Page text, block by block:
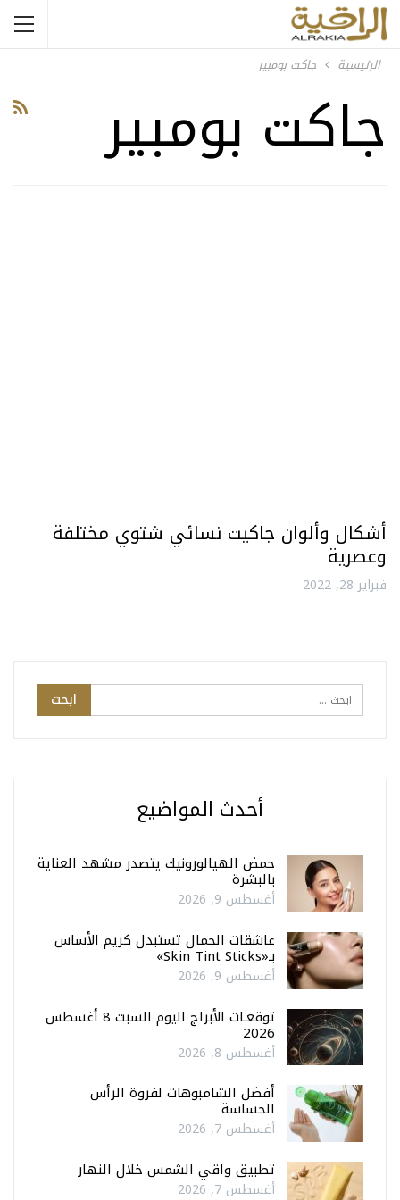
الرئيسية جاكت بومبير
جاكت بومبير
أشكال وألوان جاكيت نسائي شتوي مختلفة
وعصرية
فبراير 28, 2022
أحدث المواضيع
حمض الهيالورونيك يتصدر مشهد العناية
بالبشرة
أغسطس 9, 2026
عاشقات الجمال تستبدل كريم الأساس
بـ«Skin Tint Sticks»
أغسطس 9, 2026
توقعـات الأبراج اليوم السبت 8 أغسطس
2026
أغسطس 8, 2026
أفضل الشامبوهات لفروة الرأس
الحساسة
أغسطس 7, 2026
تطبيق واقي الشمس خلال النهار
أغسطس 7, 2026